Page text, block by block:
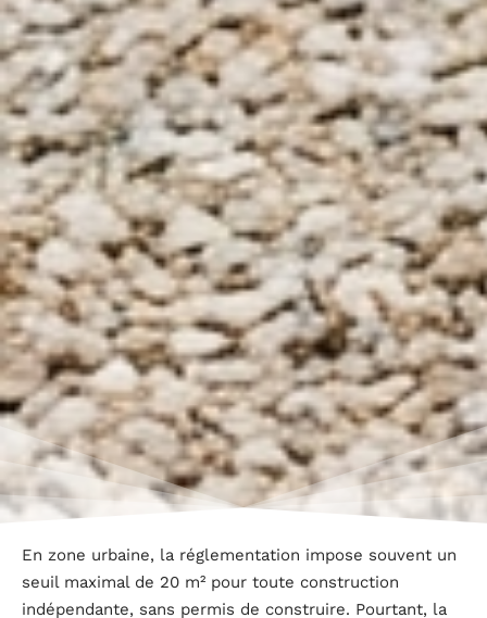
En zone urbaine, la réglementation impose souvent un
seuil maximal de 20 m² pour toute construction
indépendante, sans permis de construire. Pourtant, la